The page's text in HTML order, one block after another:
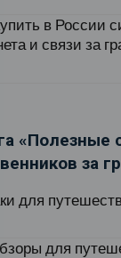
в России
и связи за
«Полезные
за
для
для